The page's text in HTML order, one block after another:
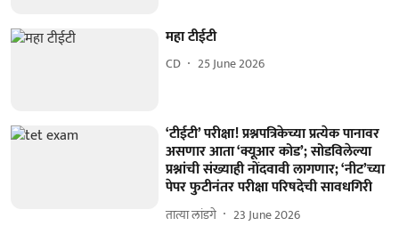
महा टीईटी
CD 25 June 2026
‘टीईटी’ परीक्षा! प्रश्नपत्रिकेच्या प्रत्येक पानावर
असणार आता ‘क्यूआर कोड’; सोडविलेल्या
प्रश्नांची संख्याही नोंदवावी लागणार; ‘नीट’च्या
पेपर फुटीनंतर परीक्षा परिषदेची सावधगिरी
तात्या लांडगे 23 June 2026